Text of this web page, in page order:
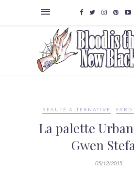
BEAUTÉ ALTERNATIVE FARD
La palette
Gwen
05/12/2015